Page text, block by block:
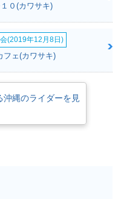
０(カワサキ)
(2019年12月8日)
ェ(カワサキ)
沖縄のライダーを見